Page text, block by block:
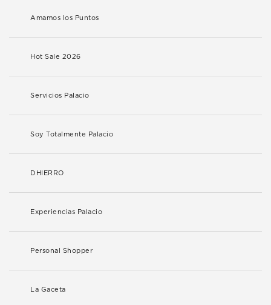
Amamos los Puntos
Hot Sale 2026
Servicios Palacio
Soy Totalmente Palacio
DHIERRO
Experiencias Palacio
Personal Shopper
La Gaceta